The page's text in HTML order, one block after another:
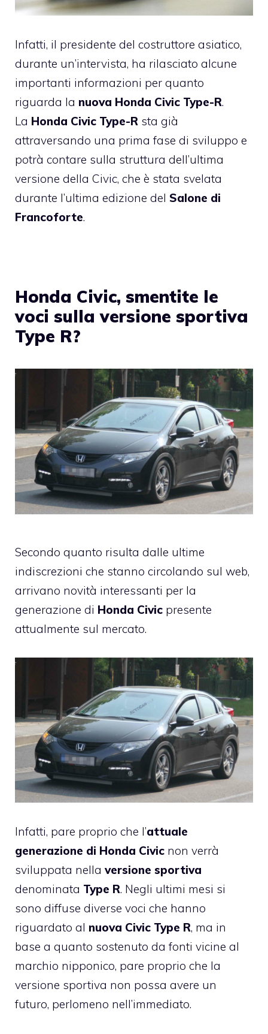
Infatti, il presidente del costruttore asiatico,
durante un’intervista, ha rilasciato alcune
importanti informazioni per quanto
riguarda la nuova Honda Civic Type-R.
La Honda Civic Type-R sta già
attraversando una prima fase di sviluppo e
potrà contare sulla struttura dell’ultima
versione della Civic, che è stata svelata
durante l’ultima edizione del Salone di
Francoforte.
Honda Civic, smentite le
voci sulla versione sportiva
Type R?
Secondo quanto risulta dalle ultime
indiscrezioni che stanno circolando sul web,
arrivano novità interessanti per la
generazione di Honda Civic presente
attualmente sul mercato.
Infatti, pare proprio che l’attuale
generazione di Honda Civic non verrà
sviluppata nella versione sportiva
denominata Type R. Negli ultimi mesi si
sono diffuse diverse voci che hanno
riguardato al nuova Civic Type R, ma in
base a quanto sostenuto da fonti vicine al
marchio nipponico, pare proprio che la
versione sportiva non possa avere un
futuro, perlomeno nell’immediato.